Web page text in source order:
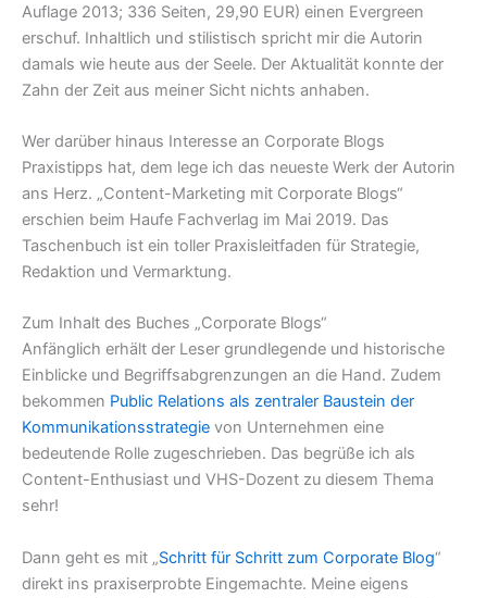
Auflage 2013; 336 Seiten, 29,90 EUR) einen Evergreen
erschuf. Inhaltlich und stilistisch spricht mir die Autorin
damals wie heute aus der Seele. Der Aktualität konnte der
Zahn der Zeit aus meiner Sicht nichts anhaben.
Wer darüber hinaus Interesse an Corporate Blogs
Praxistipps hat, dem lege ich das neueste Werk der Autorin
ans Herz. „Content-Marketing mit Corporate Blogs“
erschien beim Haufe Fachverlag im Mai 2019. Das
Taschenbuch ist ein toller Praxisleitfaden für Strategie,
Redaktion und Vermarktung.
Zum Inhalt des Buches „Corporate Blogs“
Anfänglich erhält der Leser grundlegende und historische
Einblicke und Begriffsabgrenzungen an die Hand. Zudem
bekommen Public Relations als zentraler Baustein der
Kommunikationsstrategie von Unternehmen eine
bedeutende Rolle zugeschrieben. Das begrüße ich als
Content-Enthusiast und VHS-Dozent zu diesem Thema
sehr!
Dann geht es mit „Schritt für Schritt zum Corporate Blog“
direkt ins praxiserprobte Eingemachte. Meine eigens